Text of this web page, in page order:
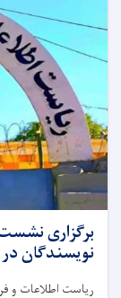
برگزاری
نویسندگان
ریاست اطلاعات و